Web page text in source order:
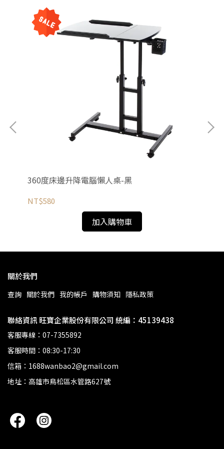
360度床邊升降電腦懶人桌-黑
NT$580
加入購物車
關於我們
查詢 關於我們 我的帳戶 購物須知 隱私政策
聯絡資訊 旺寶企業股份有限公司 統編：45139438
客服專線：07-7355892
客服時間：08:30-17:30
信箱：1688wanbao2@gmail.com
地址：高雄市鳥松區水管路627號